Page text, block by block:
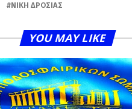
ΝΊΚΗ ΔΡΟΣΙΆΣ
YOU MAY LIKE